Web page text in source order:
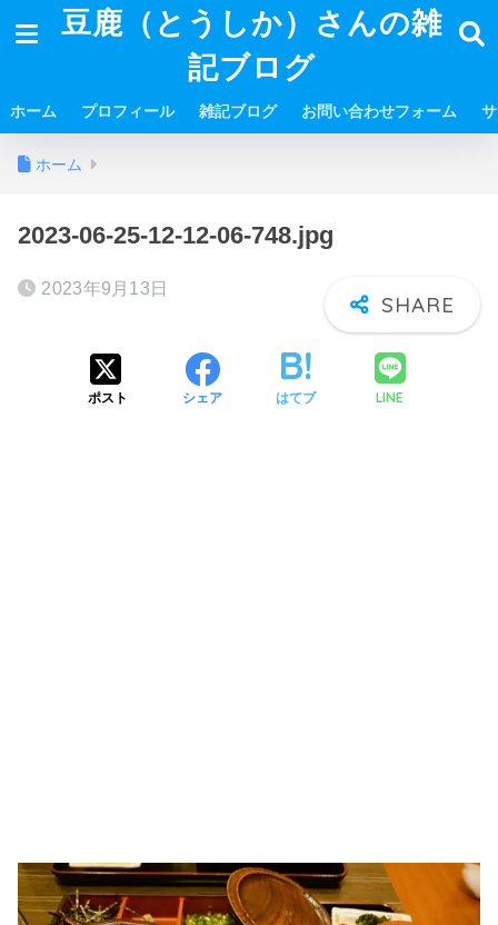
豆鹿（とうしか）さんの雑
記ブログ
ホーム プロフィール 雑記ブログ お問い合わせフォーム
ホーム
2023-06-25-12-12-06-748.jpg
2023年9月13日
ポスト シェア はてブ LINE